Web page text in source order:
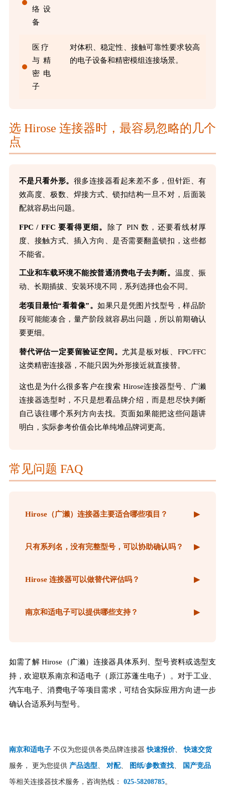
络设
备
医疗
与精
密电
子
对体积、稳定性、接触可靠性要求较高
的电子设备和精密模组连接场景。
选 Hirose 连接器时，最容易忽略的几个
点
不是只看外形。 很多连接器看起来差不多，但针距、有
效高度、极数、焊接方式、锁扣结构一旦不对，后面装
配就容易出问题。
FPC / FFC 要看得更细。 除了 PIN 数，还要看线材厚
度、接触方式、插入方向、是否需要翻盖锁扣，这些都
不能省。
工业和车载环境不能按普通消费电子去判断。 温度、振
动、长期插拔、安装环境不同，系列选择也会不同。
老项目最怕“看着像”。如果只是凭图片找型号，样品阶
段可能能凑合，量产阶段就容易出问题，所以前期确认
要更细。
替代评估一定要留验证空间。 尤其是板对板、FPC/FFC
这类精密连接器，不能只因为外形接近就直接替。
这也是为什么很多客户在搜索 Hirose连接器型号、广濑
连接器选型时，不只是想看品牌介绍，而是想尽快判断
自己该往哪个系列方向去找。页面如果能把这些问题讲
明白，实际参考价值会比单纯堆品牌词更高。
常见问题 FAQ
Hirose（广濑）连接器主要适合哪些项目？ ▶
只有系列名，没有完整型号，可以协助确认吗？ ▶
Hirose 连接器可以做替代评估吗？ ▶
南京和适电子可以提供哪些支持？ ▶
如需了解 Hirose（广濑）连接器具体系列、型号资料或选型支
持，欢迎联系南京和适电子（原江苏蓬生电子）。对于工业、
汽车电子、消费电子等项目需求，可结合实际应用方向进一步
确认合适系列与型号。
南京和适电子不仅为您提供各类品牌连接器快速报价、快速交货
服务， 更为您提供 产品选型 对配、 图纸/参数查找、 国产竞品
等相关连接器技术服务，咨询热线： 025-58208785。